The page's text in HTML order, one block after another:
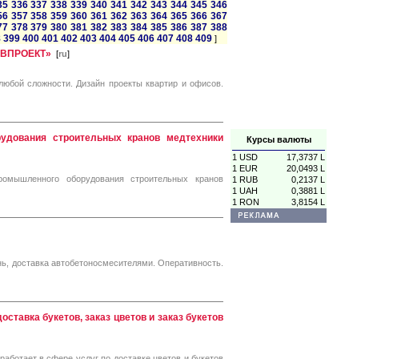
Курсы валюты
1 USD
17,3737 L
1 EUR
20,0493 L
1 RUB
0,2137 L
1 UAH
0,3881 L
1 RON
3,8154 L
336 337 338 339 340 341 342 343 344 345 346
357 358 359 360 361 362 363 364 365 366 367
378 379 380 381 382 383 384 385 386 387 388
399 400 401 402 403 404 405 406 407 408 409 ]
[ru]
сложности. Дизайн проекты квартир и офисов.
строительных кранов медтехники
оборудования строительных кранов
доставка автобетоносмесителями. Оперативность.
букетов, заказ цветов и заказ букетов